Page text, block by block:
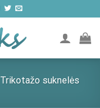
Trikotažo suknelės